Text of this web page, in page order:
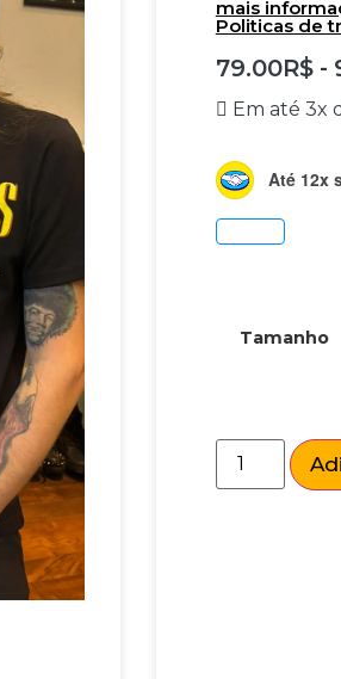
mais
Politicas de
79.00R$ -
Em até 3x
Até 12x
Tamanho